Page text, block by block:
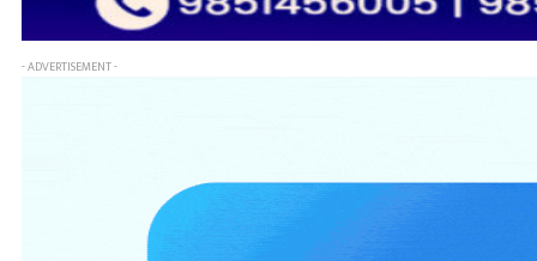
- ADVERTISEMENT -